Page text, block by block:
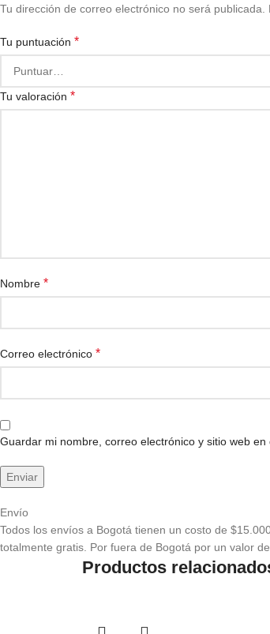
Tu dirección de correo electrónico no será publicada.
Tu puntuación *
Tu valoración *
Nombre *
Correo electrónico *
Guardar mi nombre, correo electrónico y sitio web
Envío
Todos los envíos a Bogotá tienen un costo de
totalmente gratis. Por fuera de Bogotá por un valor
Productos